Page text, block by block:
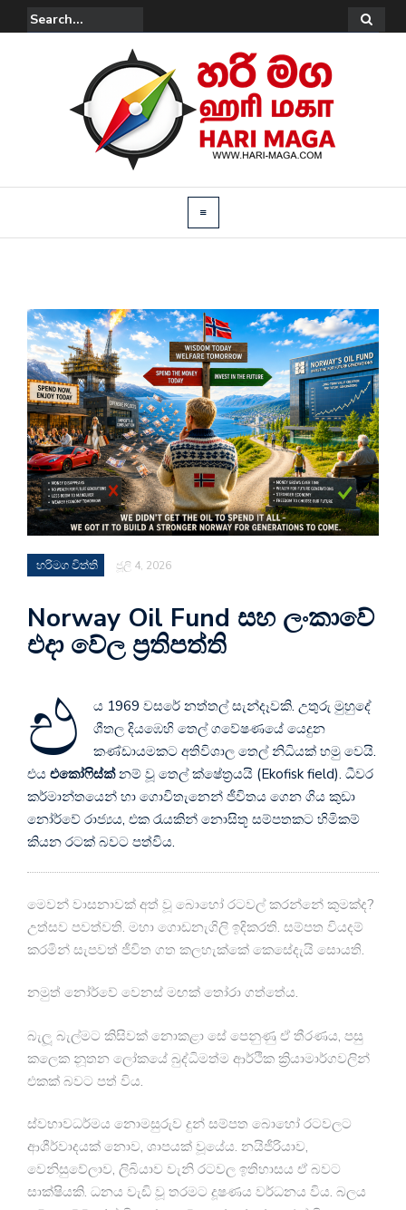
හරිමග විත්ති ජූලි 4, 2026
Norway Oil Fund සහ ලංකාවේ
එදා වේල ප්‍රතිපත්ති
එ
ය 1969 වසරේ නත්තල් සැන්දෑවකි. උතුරු මුහුදේ
ශීතල දියඹෙහි තෙල් ගවේෂණයේ යෙදුන
කණ්ඩායමකට අතිවිශාල තෙල් නිධියක් හමු වෙයි.
එය එකෝෆිස්ක්නම් වූ තෙල් ක්ෂේත්‍රයයි (Ekofisk field). ධීවර
කර්මාන්තයෙන් හා ගොවිතැනෙන් ජීවිතය ගෙන ගිය කුඩා
නෝර්වේ රාජ්‍යය, එක රැයකින් නොසිතූ සම්පතකට හිමිකම්
කියන රටක් බවට පත්විය.
මෙවන් වාසනාවක් අත් වූ බොහෝ රටවල් කරන්නේ කුමක්ද?
උත්සව පවත්වති. මහා ගොඩනැගිලි ඉදිකරති. සම්පත වියදම්
කරමින් සැපවත් ජීවිත ගත කලහැක්කේ කෙසේදැයි සොයති.
නමුත් නෝර්වේ වෙනස් මඟක් තෝරා ගත්තේය.
බැලූ බැල්මට කිසිවක් නොකළා සේ පෙනුණු ඒ තීරණය, පසු
කලෙක නූතන ලෝකයේ බුද්ධිමත්ම ආර්ථික ක්‍රියාමාර්ගවලින්
එකක් බවට පත් විය.
ස්වභාවධර්මය නොමසුරුව දුන් සම්පත බොහෝ රටවලට
ආශීර්වාදයක් නොව, ශාපයක් වූයේය. නයිජීරියාව,
වෙනිසුවේලාව, ලිබියාව වැනි රටවල ඉතිහාසය ඒ බවට
සාක්ෂියකි. ධනය වැඩි වූ තරමට දූෂණය වර්ධනය විය. බලය